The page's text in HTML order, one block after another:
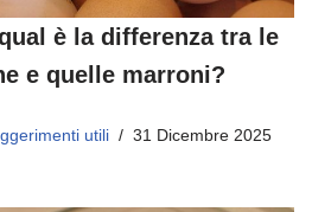
è la differenza tra le
e quelle marroni?
utili 31 Dicembre 2025